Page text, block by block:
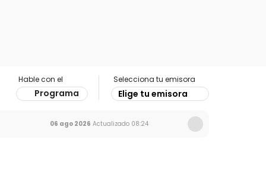
Hable con el
Programa
Selecciona tu emisora
Elige tu emisora
06 ago 2026 Actualizado 08:24